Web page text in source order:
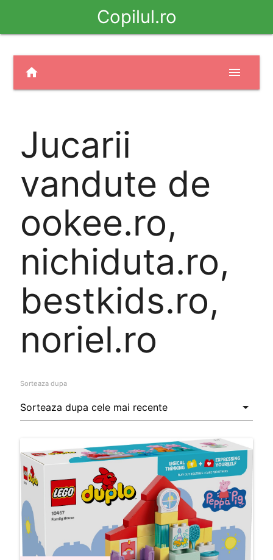
Copilul.ro
home menu
Jucarii
vandute de
ookee.ro,
nichiduta.ro,
bestkids.ro,
noriel.ro
Sorteaza dupa